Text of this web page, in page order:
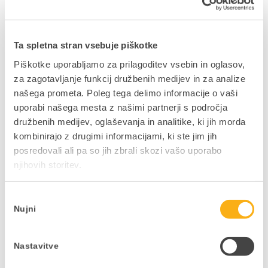
Ta spletna stran vsebuje piškotke
Piškotke uporabljamo za prilagoditev vsebin in oglasov,
za zagotavljanje funkcij družbenih medijev in za analize
našega prometa. Poleg tega delimo informacije o vaši
uporabi našega mesta z našimi partnerji s področja
družbenih medijev, oglaševanja in analitike, ki jih morda
kombinirajo z drugimi informacijami, ki ste jim jih
posredovali ali pa so jih zbrali skozi vašo uporabo
njihovih storitev.
soglasja
Nujni
Nastavitve
Avtor: Datalab ekipa